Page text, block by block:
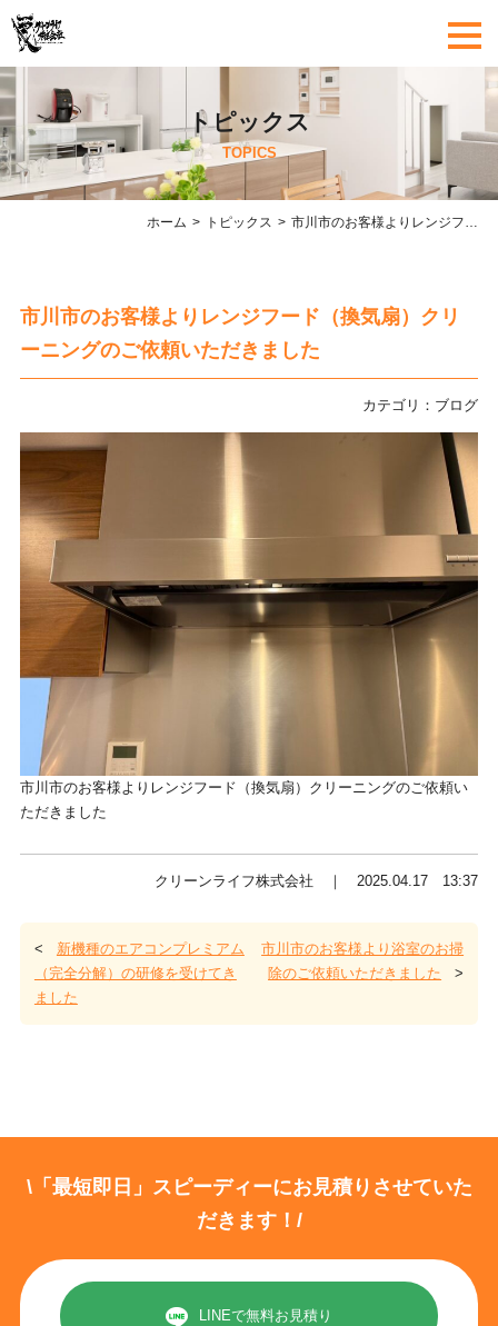
トピックス
TOPICS
ホーム トピックス 市川市のお客様よりレンジフード（換気扇）クリーニングのご依頼いただきました
市川市のお客様よりレンジフード（換気扇）クリ
ーニングのご依頼いただきました
カテゴリ： ブログ
市川市のお客様よりレンジフード（換気扇）クリーニングのご依頼い
ただきました
クリーンライフ株式会社 ｜ 2025.04.17 13:37
< 新機種のエアコンプレミアム
（完全分解）の研修を受けてき
ました
市川市のお客様より浴室のお掃
除のご依頼いただきました >
\「最短即日」スピーディーにお見積りさせていた
だきます！/
LINEで無料お見積り